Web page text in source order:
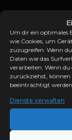
Um dir ein optimales
wie Cookies, um
zuzugreifen. Wenn
Daten wie das
verarbeiten. Wenn
zurückziehst,
beeinträchtigt
Dienste verwalten
LIVE